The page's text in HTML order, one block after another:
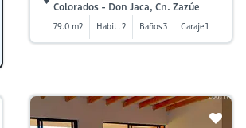
Colorados - Don Jaca, Cn. Zazúe
79.0 m2 Habit. 2 Baños 3 Garaje 1